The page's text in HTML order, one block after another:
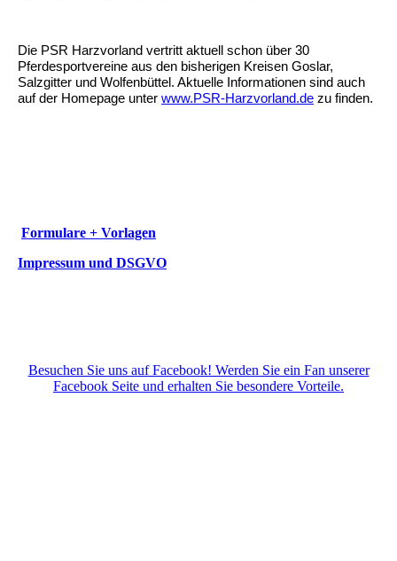
Die PSR Harzvorland vertritt aktuell schon über 30
Pferdesportvereine aus den bisherigen Kreisen Goslar,
Salzgitter und Wolfenbüttel. Aktuelle Informationen sind auch
auf der Homepage unter www.PSR-Harzvorland.de zu finden.
Formulare + Vorlagen
Impressum und DSGVO
Besuchen Sie uns auf Facebook! Werden Sie ein Fan unserer
Facebook Seite und erhalten Sie besondere Vorteile.